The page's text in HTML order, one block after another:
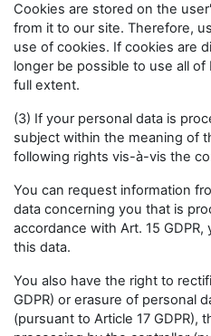
Cookies are stored on the
from it to our site. Therefore,
use of cookies. If cookies are
longer be possible to use all
full extent.
(3) If your personal data is
subject within the meaning of
following rights vis-à-vis the
You can request information
data concerning you that is
accordance with Art. 15
this data.
You also have the right to
GDPR) or erasure of personal
(pursuant to Article 17 GDPR),